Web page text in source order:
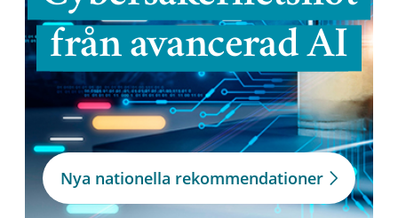
från avancerad AI
Nya nationella rekommendationer